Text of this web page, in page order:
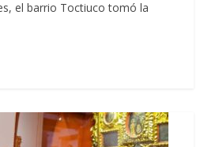
el barrio Toctiuco tomó la